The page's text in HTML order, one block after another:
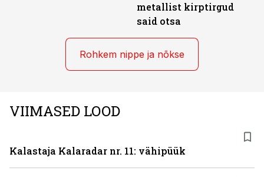
metallist kirptirgud
said otsa
Rohkem nippe ja nõkse
VIIMASED LOOD
Kalastaja Kalaradar nr. 11: vähipüük